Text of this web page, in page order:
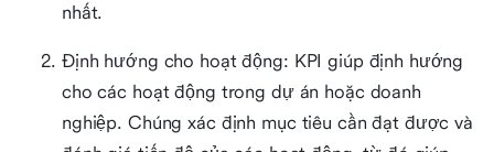
nhất.
Định hướng cho hoạt động: KPI giúp định hướng
cho các hoạt động trong dự án hoặc doanh
nghiệp. Chúng xác định mục tiêu cần đạt được và